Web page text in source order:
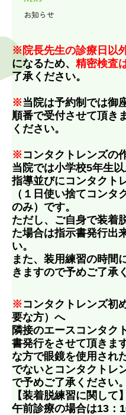
お知らせ
※院長先生の診療日以
になるため、 精密検査
了承ください。
※当院は予約制では御
順番で受付させて頂き
ください。
※コンタクトレンズの
当院では小学校5年生
指導並びにコンタクト
（１日使い捨てコンタ
のみ）です。
ただし、ご自身で装着
た場合は指示書発行出
い。
また、装用練習の時間
きますので予めご了承
※コンタクトレンズ初
要な方）へ
隣接のエースコンタク
書発行をさせて頂きま
な方で眼鏡を使用され
でないとコンタクトレ
で予めご了承ください。
【装着脱練習に関して】
午前診療の場合は13：